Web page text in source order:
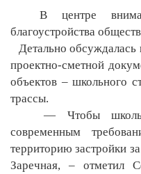
В центре
благоустройства
Детально обсуждалась
проектно-сметной
объектов – школьного
трассы.
— Чтобы
современным
территорию застройки
Заречная, – отметил